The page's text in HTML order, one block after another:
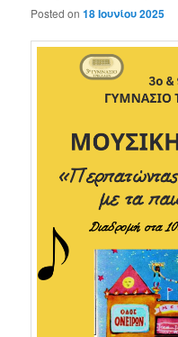
Posted on18 Ιουνίου 2025